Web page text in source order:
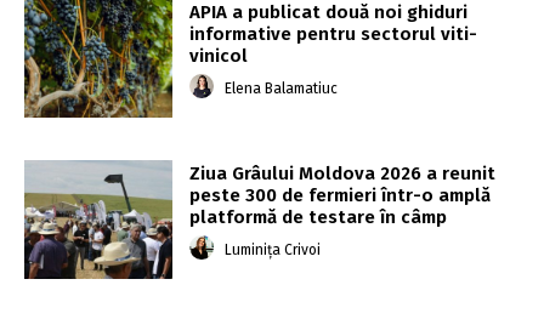
APIA a publicat două noi ghiduri
informative pentru sectorul viti-
vinicol
Elena Balamatiuc
Ziua Grâului Moldova 2026 a reunit
peste 300 de fermieri într-o amplă
platformă de testare în câmp
Luminița Crivoi